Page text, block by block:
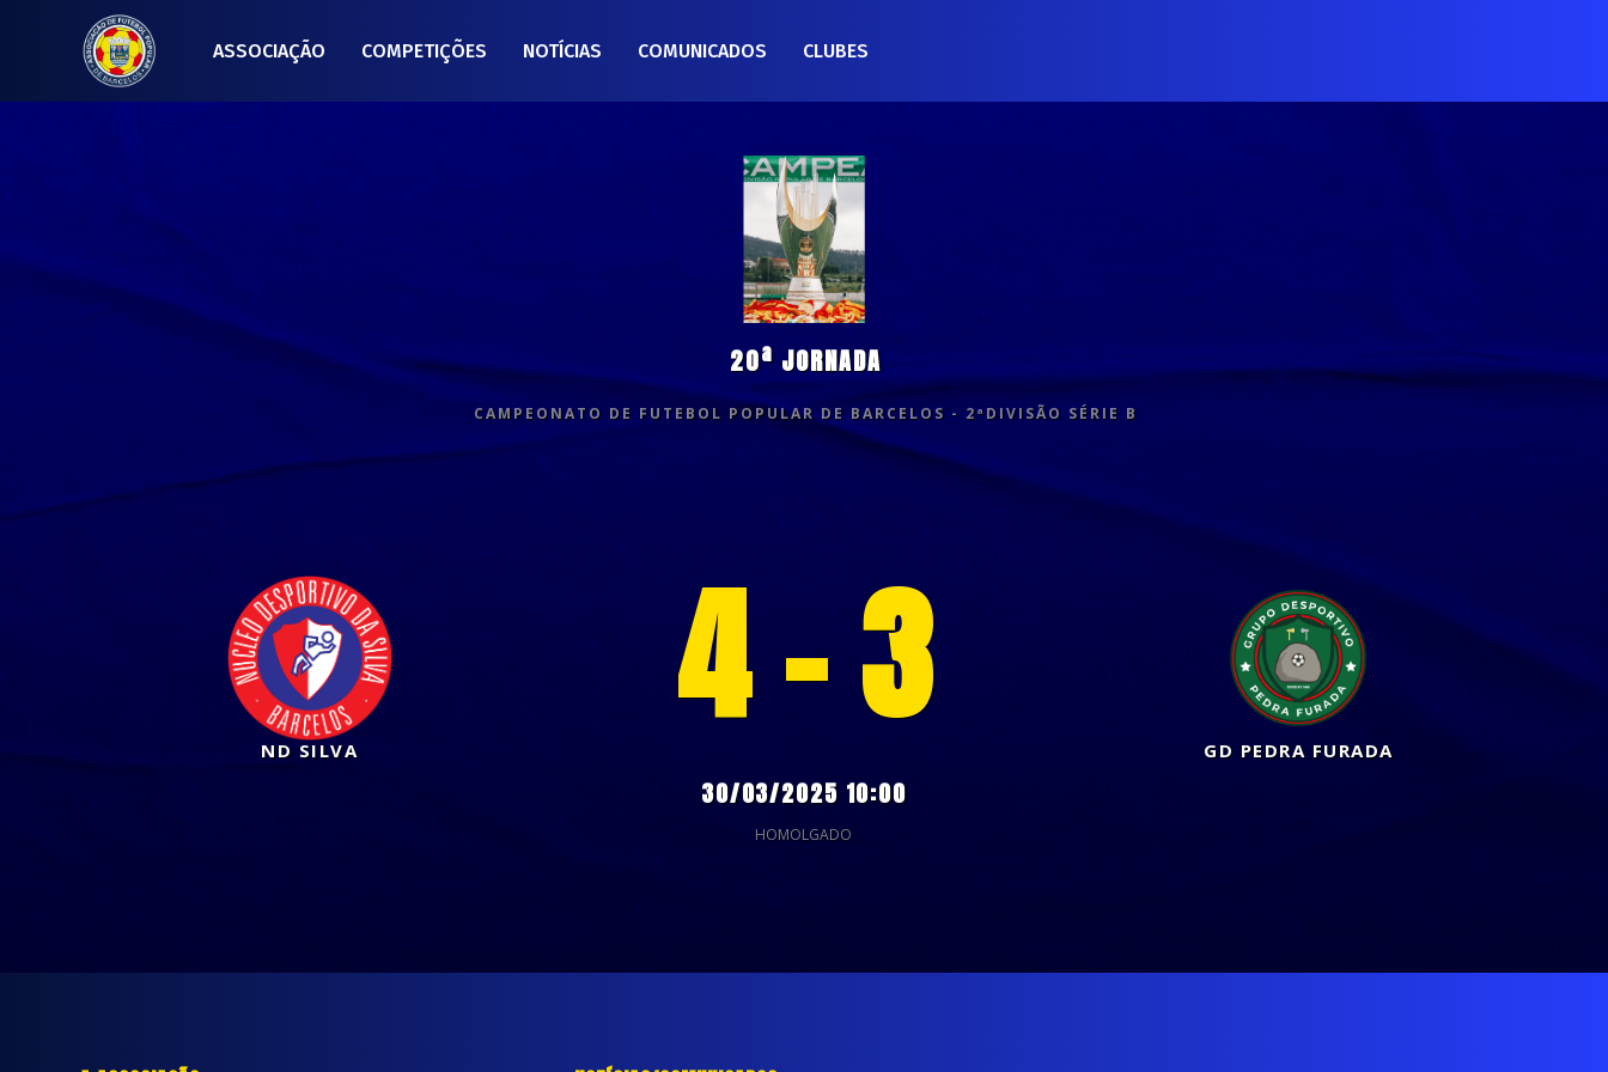
ASSOCIAÇÃO COMPETIÇÕES NOTÍCIAS COMUNICADOS CLUBES
20ª JORNADA
CAMPEONATO DE FUTEBOL POPULAR DE BARCELOS - 2ªDIVISÃO SÉRIE B
ND SILVA 4 - 3
30/03/2025 10:00
HOMOLGADO
GD PEDRA FURADA